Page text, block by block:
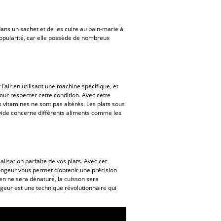
un sachet et de les cuire au bain-marie à
car elle possède de nombreux
en utilisant une machine spécifique, et
respecter cette condition. Avec cette
ne sont pas altérés. Les plats sous
concerne différents aliments comme les
parfaite de vos plats. Avec cet
vous permet d’obtenir une précision
ne sera dénaturé, la cuisson sera
est une technique révolutionnaire qui